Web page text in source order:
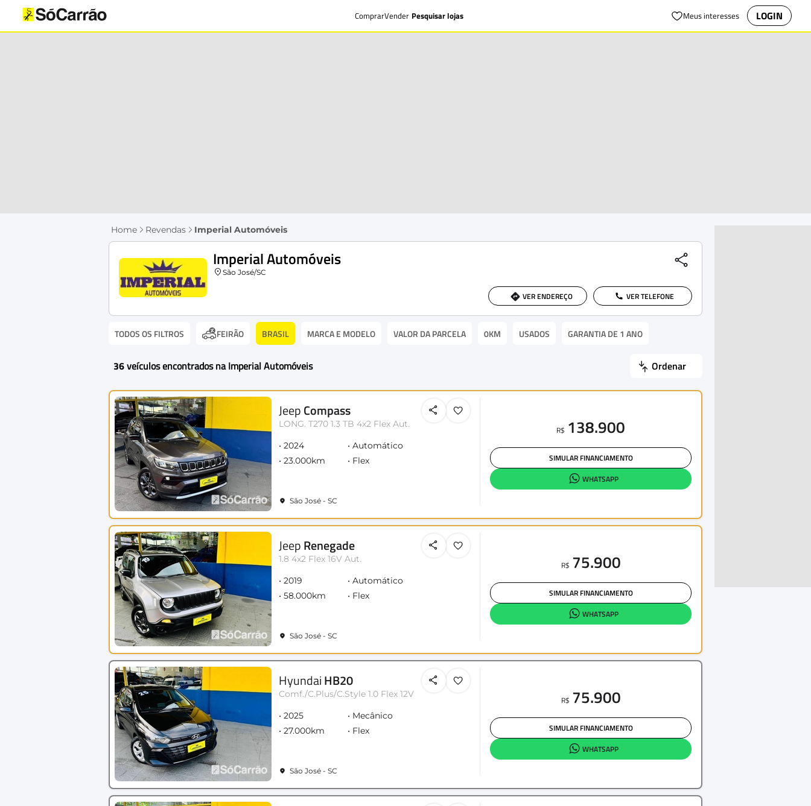
ComprarVender Pesquisar lojas Meus interesses LOGIN
Home Revendas Imperial Automóveis
Imperial Automóveis
São José/SC
VER ENDEREÇO VER TELEFONE
TODOS OS FILTROS FEIRÃO BRASIL MARCA E MODELO VALOR DA PARCELA 0KM USADOS GARANTIA DE 1 ANO
36veículos encontrados na Imperial Automóveis Ordenar
JeepCompass
LONG. T270 1.3 TB 4x2 Flex Aut.
2024
Automático
23.000km
Flex
São José - SC
R$ 138.900
SIMULAR FINANCIAMENTO
WHATSAPP
JeepRenegade
1.8 4x2 Flex 16V Aut.
2019
Automático
58.000km
Flex
São José - SC
R$ 75.900
SIMULAR FINANCIAMENTO
WHATSAPP
HyundaiHB20
Comf./C.Plus/C.Style 1.0 Flex 12V
2025
Mecânico
27.000km
Flex
São José - SC
R$ 75.900
SIMULAR FINANCIAMENTO
WHATSAPP